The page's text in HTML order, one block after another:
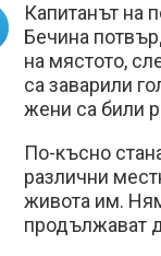
Капитанът на
Бечина
на мястото,
са заварили
жени са били
По-късно
различни
живота им.
продължават